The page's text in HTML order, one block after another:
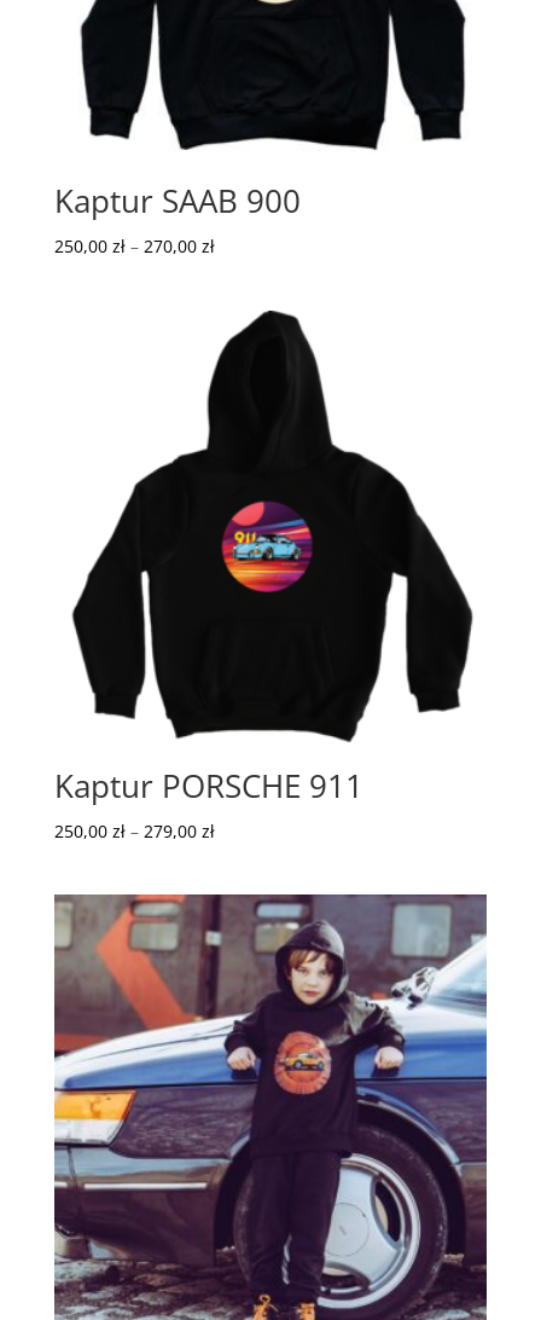
Kaptur SAAB 900
250,00 zł – 270,00 złZakres
250,00 zł
do
270,00 zł
Kaptur PORSCHE 911
250,00 zł – 279,00 złZakres
250,00 zł
do
279,00 zł